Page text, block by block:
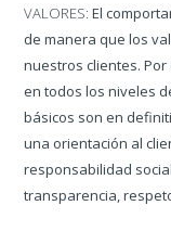
VALORES: El
de manera que los
nuestros clientes.
en todos los niveles
básicos son en
una orientación al
responsabilidad
transparencia,